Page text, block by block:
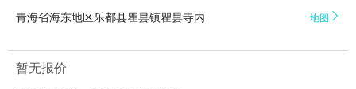
青海省海东地区乐都县瞿昙镇瞿昙寺内 地图 
暂无报价